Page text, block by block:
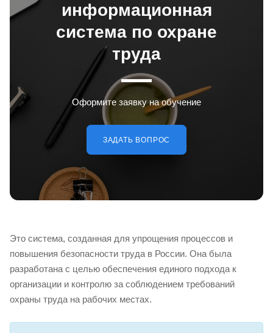
информационная
система по охране
труда
Оформите заявку на обучение
ЗАДАТЬ ВОПРОС
Это система, созданная для упрощения процессов и
повышения безопасности труда в России. Она была
разработана с целью обеспечения единого подхода к
организации и контролю за соблюдением требований
охраны труда на рабочих местах.